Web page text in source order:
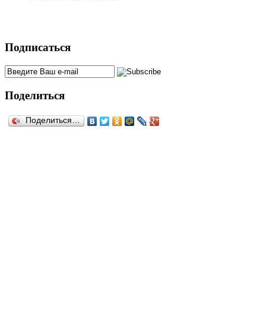
Подписаться
Поделиться
Поделиться…